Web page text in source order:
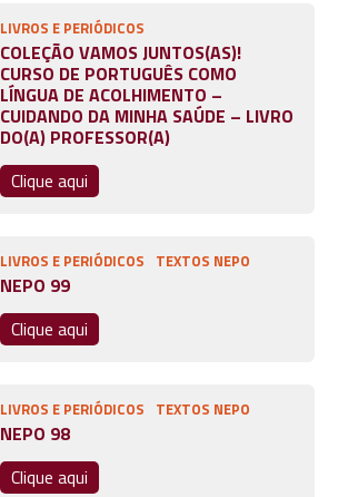
LIVROS E PERIÓDICOS
COLEÇÃO VAMOS JUNTOS(AS)!
CURSO DE PORTUGUÊS COMO
LÍNGUA DE ACOLHIMENTO –
CUIDANDO DA MINHA SAÚDE – LIVRO
DO(A) PROFESSOR(A)
Clique aqui
LIVROS E PERIÓDICOS TEXTOS NEPO
NEPO 99
Clique aqui
LIVROS E PERIÓDICOS TEXTOS NEPO
NEPO 98
Clique aqui